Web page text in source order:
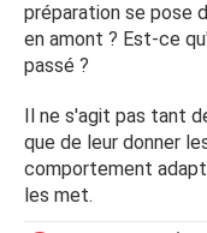
préparation se pose
en amont ? Est-ce
passé ?
Il ne s'agit pas tant
que de leur donner
comportement
les met.